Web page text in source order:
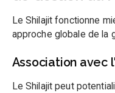
Le Shilajit fonctionne
approche globale de la
Association avec
Le Shilajit peut